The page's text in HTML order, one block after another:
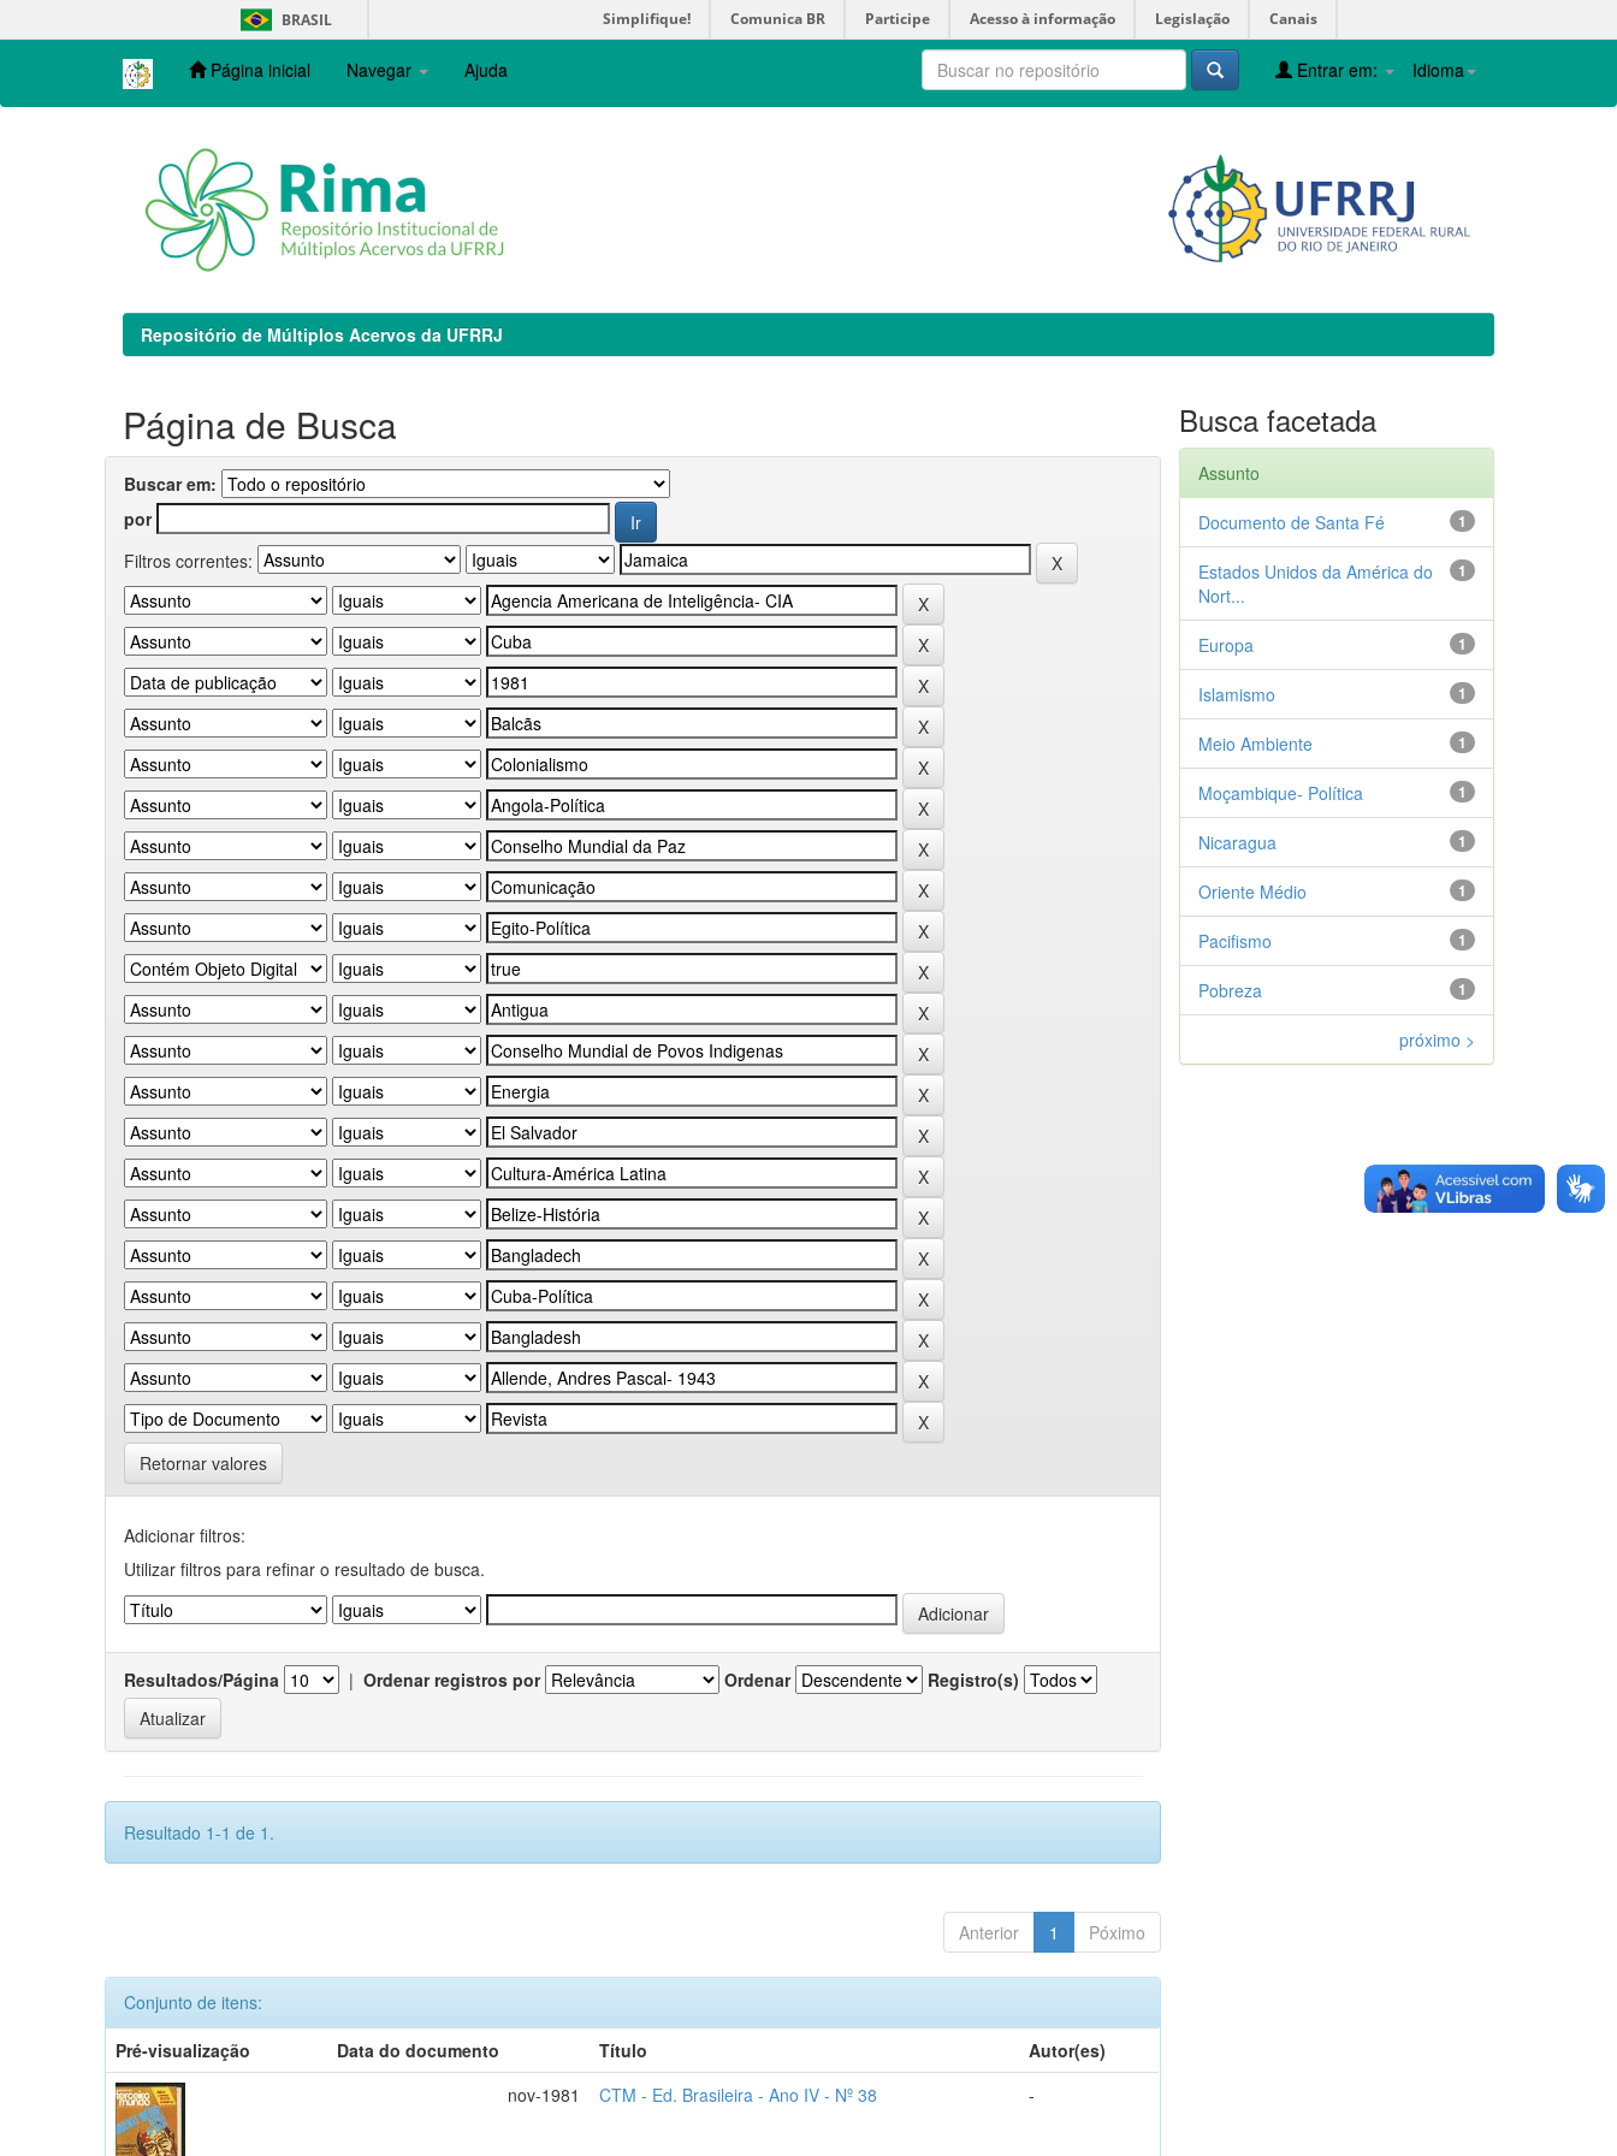
navigation
BRASIL Simplifique! Comunica BR Participe Acesso à informação Legislação Canais
Página inicial Navegar Ajuda Idioma
Entrar em:
Repositório de Múltiplos Acervos da UFRRJ
Página de Busca
Buscar em:
por
Filtros correntes:
Retornar valores
Adicionar filtros:
Utilizar filtros para refinar o resultado de busca.
Resultados/Página | Ordenar registros por Ordenar Registro(s)
Resultado 1-1 de 1.
Anterior 1 Póximo
Conjunto de itens:
Pré-visualização
Data do documento Título
Autor(es)
nov-1981
CTM - Ed. Brasileira - Ano IV - Nº 38 -
Busca facetada
Assunto
1
Documento de Santa Fé
1
Estados Unidos da América do
Nort...
1
Europa
1
Islamismo
1
Meio Ambiente
1
Moçambique- Política
1
Nicaragua
1
Oriente Médio
1
Pacifismo
1
Pobreza
próximo >